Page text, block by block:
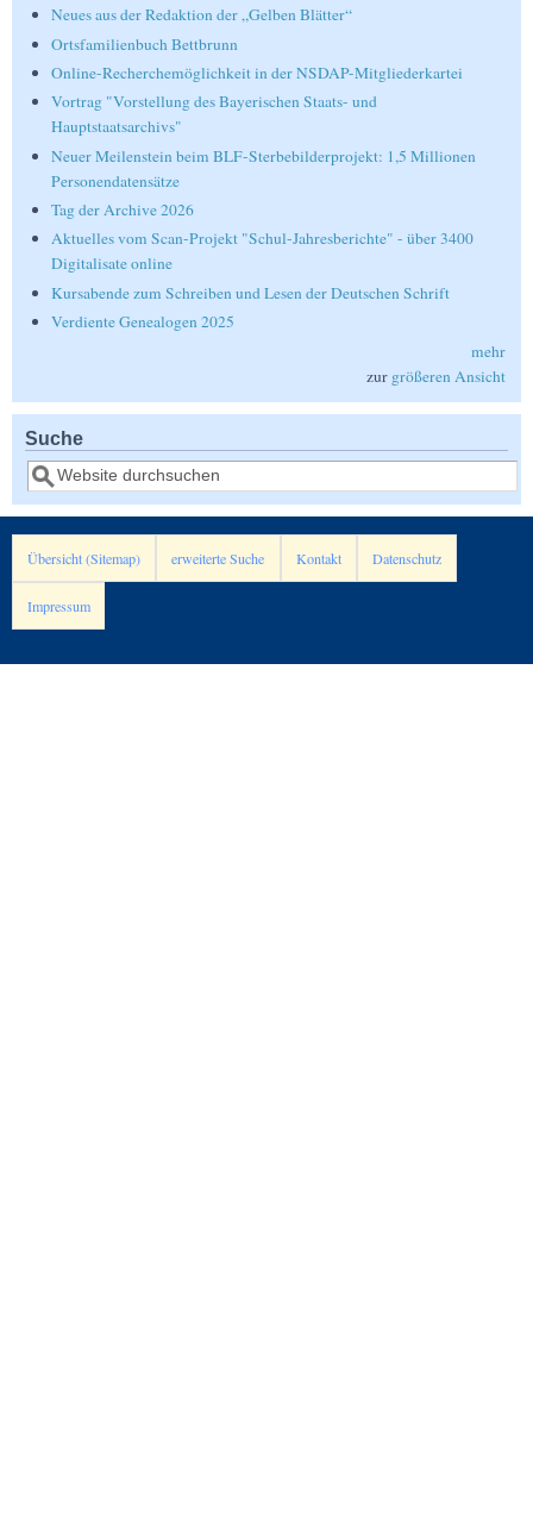
Neues aus der Redaktion der „Gelben Blätter“
Ortsfamilienbuch Bettbrunn
Online-Recherchemöglichkeit in der NSDAP-Mitgliederkartei
Vortrag "Vorstellung des Bayerischen Staats- und
Hauptstaatsarchivs"
Neuer Meilenstein beim BLF-Sterbebilderprojekt: 1,5 Millionen
Personendatensätze
Tag der Archive 2026
Aktuelles vom Scan-Projekt "Schul-Jahresberichte" - über 3400
Digitalisate online
Kursabende zum Schreiben und Lesen der Deutschen Schrift
Verdiente Genealogen 2025
mehr
zur größeren Ansicht
Suche
Suche
Übersicht (Sitemap) erweiterte Suche Kontakt Datenschutz
Impressum